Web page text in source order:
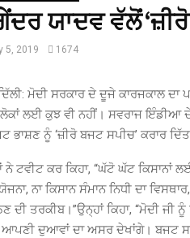
ਯਾਦਵ ਵੱਲੋਂ
5, 2019 1674
: ਮੋਦੀ ਸਰਕਾਰ ਦੇ ਦੂਜੇ ਕਾਰਜਕਾਲ ਦਾ
ਲਈ ਕੁਝ ਵੀ ਨਹੀਂ। ਸਵਰਾਜ ਇੰਡੀਆ ਦੇ
ਭਾਸ਼ਣ ਨੂੰ ‘ਜ਼ੀਰੋ ਬਜਟ ਸਪੀਚ’ ਕਰਾਰ
ਨੇ ਟਵੀਟ ਕਰ ਕਿਹਾ, “ਘੱਟੋ ਘੱਟ ਕਿਸਾਨਾਂ
, ਨਾ ਕਿਸਾਨ ਸੰਮਾਨ ਨਿਧੀ ਦਾ ਵਿਸਥਾਰ,
ਦੀ ਤਰਕੀਬ।”ਉਨ੍ਹਾਂ ਕਿਹਾ, “ਮੋਦੀ ਜੀ
ਦੁਆਵਾਂ ਦਾ ਅਸਰ ਦੇਖਾਂਗੇ। ਬਜਟ